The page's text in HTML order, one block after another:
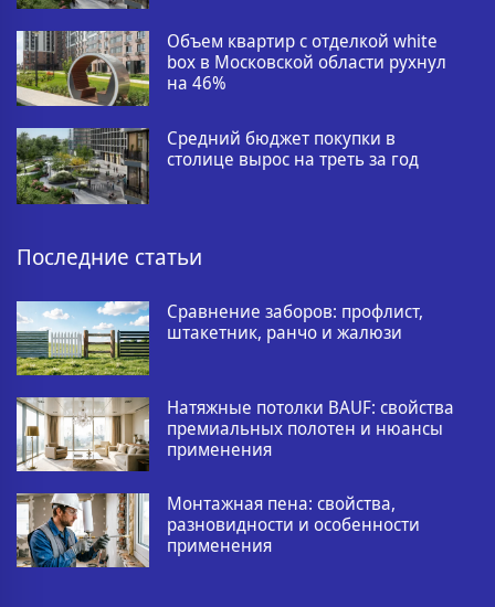
Объем квартир с отделкой white
box в Московской области рухнул
на 46%
Средний бюджет покупки в
столице вырос на треть за год
Последние статьи
Сравнение заборов: профлист,
штакетник, ранчо и жалюзи
Натяжные потолки BAUF: свойства
премиальных полотен и нюансы
применения
Монтажная пена: свойства,
разновидности и особенности
применения